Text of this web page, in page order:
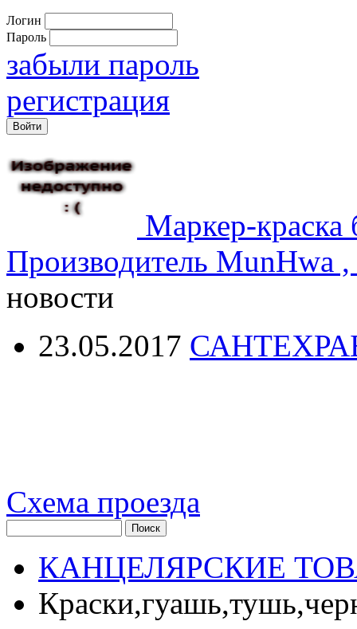
Логин
Пароль
забыли пароль
регистрация
Маркер-краска
Производитель MunHwa
новости
23.05.2017
Схема проезда
КАНЦЕЛЯРСКИЕ